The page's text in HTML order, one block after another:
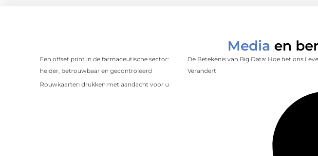
Media en
Een offset print in de farmaceutische sector:
helder, betrouwbaar en gecontroleerd
De Betekenis van Big Data: Hoe het ons
Verandert
Rouwkaarten drukken met aandacht voor u